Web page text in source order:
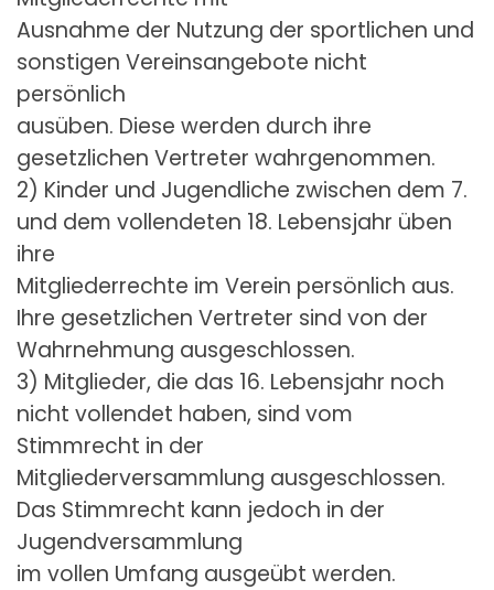
Ausnahme der Nutzung der sportlichen und
sonstigen Vereinsangebote nicht
persönlich
ausüben. Diese werden durch ihre
gesetzlichen Vertreter wahrgenommen.
2) Kinder und Jugendliche zwischen dem 7.
und dem vollendeten 18. Lebensjahr üben
ihre
Mitgliederrechte im Verein persönlich aus.
Ihre gesetzlichen Vertreter sind von der
Wahrnehmung ausgeschlossen.
3) Mitglieder, die das 16. Lebensjahr noch
nicht vollendet haben, sind vom
Stimmrecht in der
Mitgliederversammlung ausgeschlossen.
Das Stimmrecht kann jedoch in der
Jugendversammlung
im vollen Umfang ausgeübt werden.